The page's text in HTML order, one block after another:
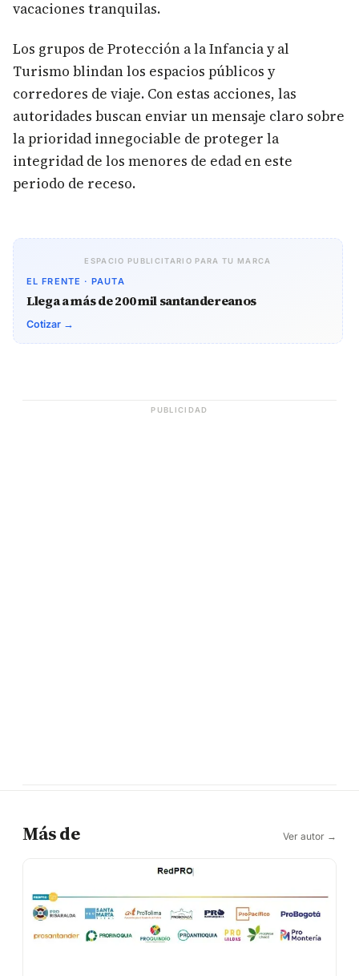
vacaciones tranquilas.
Los grupos de Protección a la Infancia y al
Turismo blindan los espacios públicos y
corredores de viaje. Con estas acciones, las
autoridades buscan enviar un mensaje claro sobre
la prioridad innegociable de proteger la
integridad de los menores de edad en este
periodo de receso.
ESPACIO PUBLICITARIO PARA TU MARCA
EL FRENTE · PAUTA
Llega a más de 200 mil santandereanos
Cotizar →
PUBLICIDAD
Más de Ver autor →